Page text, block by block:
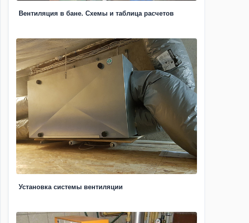
Вентиляция в бане. Схемы и таблица расчетов
Установка системы вентиляции